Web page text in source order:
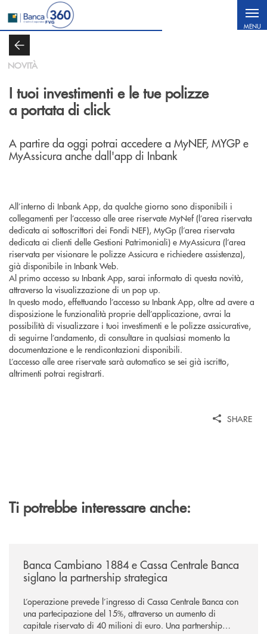
Salta al contenuto principale
MENU
NOVITÀ
I tuoi investimenti e le tue polizze
a portata di click
A partire da oggi potrai accedere a MyNEF, MYGP e
MyAssicura anche dall'app di Inbank
All’interno di Inbank App, da qualche giorno sono disponibili i
collegamenti per l’accesso alle aree riservate MyNef (l’area riservata
dedicata ai sottoscrittori dei Fondi NEF), MyGp (l’area riservata
dedicata ai clienti delle Gestioni Patrimoniali) e MyAssicura (l’area
riservata per visionare le polizze Assicura e richiedere assistenza),
già disponibile in Inbank Web.
Al primo accesso su Inbank App, sarai informato di questa novità,
attraverso la visualizzazione di un pop up.
In questo modo, effettuando l’accesso su Inbank App, oltre ad avere a
disposizione le funzionalità proprie dell’applicazione, avrai la
possibilità di visualizzare i tuoi investimenti e le polizze assicurative,
di seguirne l’andamento, di consultare in qualsiasi momento la
documentazione e le rendicontazioni disponibili.
L’accesso alle aree riservate sarà automatico se sei già iscritto,
altrimenti potrai registrarti.
SHARE
Ti potrebbe interessare anche:
Banca Cambiano 1884 e Cassa Centrale Banca
siglano la partnership strategica
L’operazione prevede l’ingresso di Cassa Centrale Banca con
una partecipazione del 15%, attraverso un aumento di
capitale riservato di 40 milioni di euro. Una partnership